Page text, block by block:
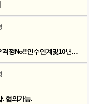
태국관리사수급이어렵나요?걱정No!!인수인계및10년노하우 모두승계
. 협의가능.